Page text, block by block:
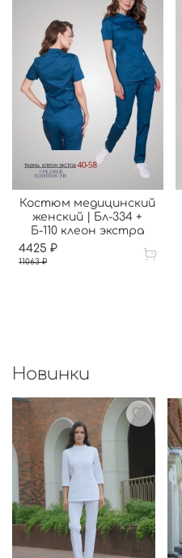
Костюм медицинский
женский | Бл-334 +
Б-110 клеон экстра
4425 ₽
11063 ₽
Новинки